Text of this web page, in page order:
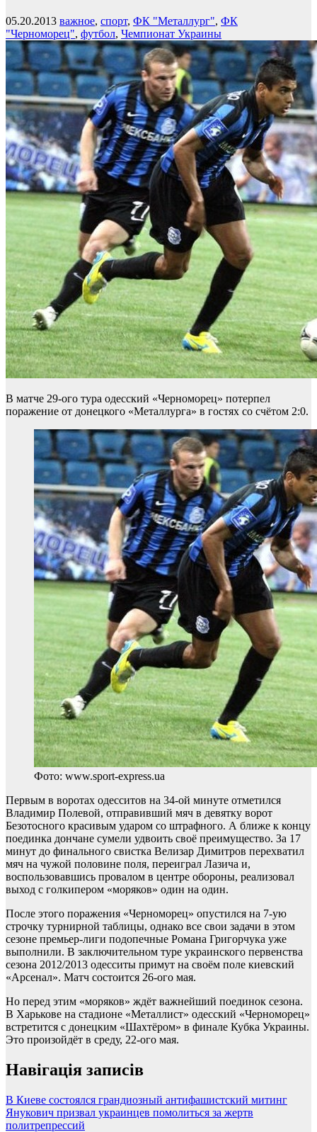
05.20.2013 важное, спорт, ФК "Металлург", ФК
"Черноморец", футбол, Чемпионат Украины
В матче 29-ого тура одесский «Черноморец» потерпел
поражение от донецкого «Металлурга» в гостях со счётом 2:0.
Фото: www.sport-express.ua
Первым в воротах одесситов на 34-ой минуте отметился
Владимир Полевой, отправивший мяч в девятку ворот
Безотосного красивым ударом со штрафного. А ближе к концу
поединка дончане сумели удвоить своё преимущество. За 17
минут до финального свистка Велизар Димитров перехватил
мяч на чужой половине поля, переиграл Лазича и,
воспользовавшись провалом в центре обороны, реализовал
выход с голкипером «моряков» один на один.
После этого поражения «Черноморец» опустился на 7-ую
строчку турнирной таблицы, однако все свои задачи в этом
сезоне премьер-лиги подопечные Романа Григорчука уже
выполнили. В заключительном туре украинского первенства
сезона 2012/2013 одесситы примут на своём поле киевский
«Арсенал». Матч состоится 26-ого мая.
Но перед этим «моряков» ждёт важнейший поединок сезона.
В Харькове на стадионе «Металлист» одесский «Черноморец»
встретится с донецким «Шахтёром» в финале Кубка Украины.
Это произойдёт в среду, 22-ого мая.
Навігація записів
В Киеве состоялся грандиозный антифашистский митинг
Янукович призвал украинцев помолиться за жертв
политрепрессий